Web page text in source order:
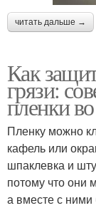
читать дальше →
Как
грязи:
пленки
Пленку можно
кафель или
шпаклевка и
потому что они
а вместе с ними